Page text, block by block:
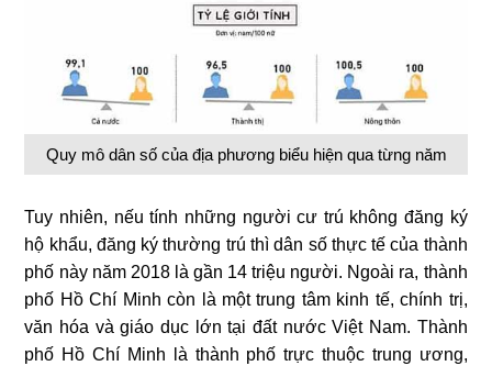
Quy mô dân số của địa phương biểu hiện qua từng năm
Tuy nhiên, nếu tính những người cư trú không đăng ký
hộ khẩu, đăng ký thường trú thì dân số thực tế của thành
phố này năm 2018 là gần 14 triệu người. Ngoài ra, thành
phố Hồ Chí Minh còn là một trung tâm kinh tế, chính trị,
văn hóa và giáo dục lớn tại đất nước Việt Nam. Thành
phố Hồ Chí Minh là thành phố trực thuộc trung ương,